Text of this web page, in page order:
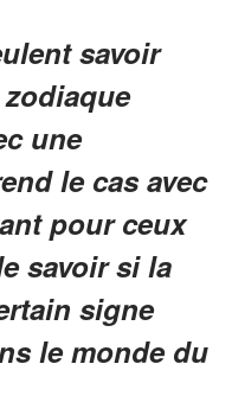
savoir
une
le cas avec
pour ceux
savoir si la
signe
le monde du